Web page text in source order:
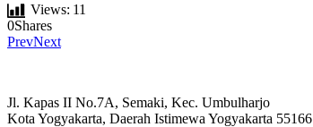
Views: 11
0Shares
PrevNext
Jl. Kapas II No.7A, Semaki, Kec. Umbulharjo
Kota Yogyakarta, Daerah Istimewa Yogyakarta 55166